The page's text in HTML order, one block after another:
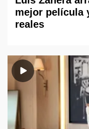
mejor película
reales